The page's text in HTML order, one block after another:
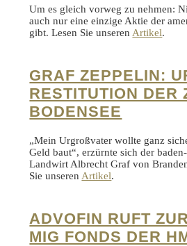
Um es gleich vorweg zu nehmen:
auch nur eine einzige Aktie der
gibt. Lesen Sie unseren Artikel.
GRAF ZEPPELIN:
RESTITUTION DER
BODENSEE
„Mein Urgroßvater wollte ganz
Geld baut“, erzürnte sich der
Landwirt Albrecht Graf von
Sie unseren Artikel.
ADVOFIN RUFT
MIG FONDS DER